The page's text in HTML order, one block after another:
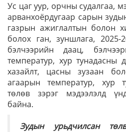
Ус цаг уур, орчны судалгаа,
арванхоёрдугаар сарын
газрын ажиглалтын болон
болох ган, зуншлага,
бэлчээрийн даац,
температур, хур тунадасны
хазайлт, цасны зузаан
агаарын температур, хур
төлөв зэрэг мэдээлэлд
байна.
Зудын урьдчилсан